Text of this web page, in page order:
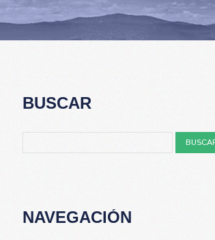
BUSCAR
NAVEGACIÓN